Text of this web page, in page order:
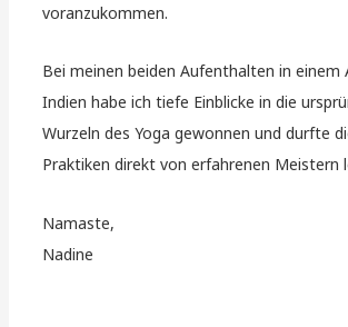
voranzukommen.
Bei meinen beiden Aufenthalten in einem
Indien habe ich tiefe Einblicke in die
Wurzeln des Yoga gewonnen und durfte
Praktiken direkt von erfahrenen Meistern
Namaste,
Nadine